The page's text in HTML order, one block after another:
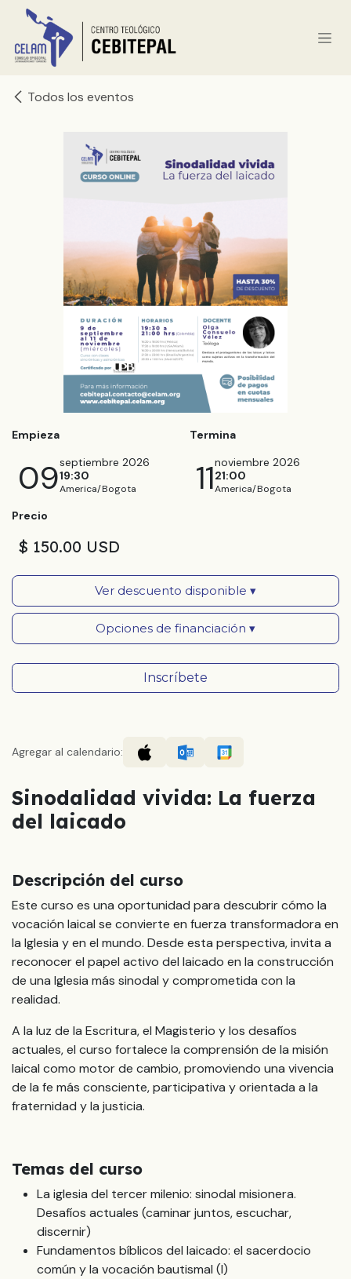
Ir al contenido
Todos los eventos
Empieza
09septiembre 2026
19:30
America/Bogota
Termina
11noviembre 2026
21:00
America/Bogota
Precio
$ 150.00 USD
Ver descuento disponible ▾
Opciones de financiación ▾
Inscríbete
Agregar al calendario:
Sinodalidad vivida: La fuerza
del laicado
Descripción del curso
Este curso es una oportunidad para descubrir cómo la
vocación laical se convierte en fuerza transformadora en
la Iglesia y en el mundo. Desde esta perspectiva, invita a
reconocer el papel activo del laicado en la construcción
de una Iglesia más sinodal y comprometida con la
realidad.
A la luz de la Escritura, el Magisterio y los desafíos
actuales, el curso fortalece la comprensión de la misión
laical como motor de cambio, promoviendo una vivencia
de la fe más consciente, participativa y orientada a la
fraternidad y la justicia.
Temas del curso
La iglesia del tercer milenio: sinodal misionera.
Desafíos actuales (caminar juntos, escuchar,
discernir)
Fundamentos bíblicos del laicado: el sacerdocio
común y la vocación bautismal (I)